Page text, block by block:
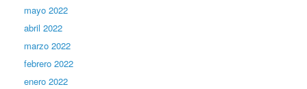
mayo 2022
abril 2022
marzo 2022
febrero 2022
enero 2022